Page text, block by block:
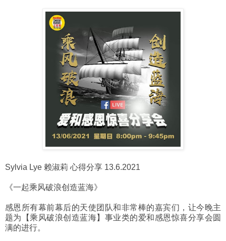
Sylvia Lye 赖淑莉 心得分享 13.6.2021
《一起乘风破浪创造蓝海》
感恩所有幕前幕后的天使团队和非常棒的嘉宾们，让今晚主
题为【乘风破浪创造蓝海】事业类的爱和感恩惊喜分享会圆
满的进行。